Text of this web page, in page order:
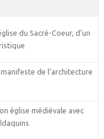
du Sacré-Coeur, d’un
manifeste de l’architecture
église médiévale avec